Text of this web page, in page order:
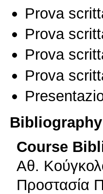
Prova
Prova
Prova
Prova
Bibliography
Course
Αθ.
Προστασία